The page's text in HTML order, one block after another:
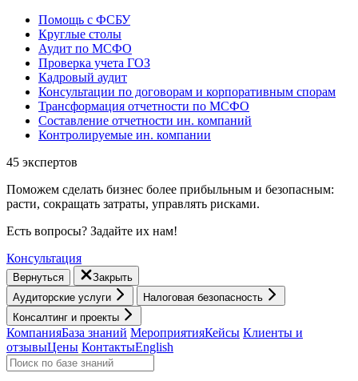
Помощь с ФСБУ
Круглые столы
Аудит по МСФО
Проверка учета ГОЗ
Кадровый аудит
Консультации по договорам и корпоративным спорам
Трансформация отчетности по МСФО
Составление отчетности ин. компаний
Контролируемые ин. компании
45 экспертов
Поможем сделать бизнес более прибыльным и безопасным:
расти, cокращать затраты, управлять рисками.
Есть вопросы? Задайте их нам!
Консультация
Вернуться
Закрыть
Аудиторские услуги
Налоговая безопасность
Консалтинг и проекты
КомпанияБаза знаний МероприятияКейсы Клиенты и
отзывыЦены КонтактыEnglish